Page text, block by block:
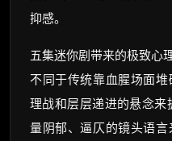
抑感。
五集迷你剧带来的极致心
不同于传统靠血腥场面
理战和层层递进的悬念来
量阴郁、逼仄的镜头语言